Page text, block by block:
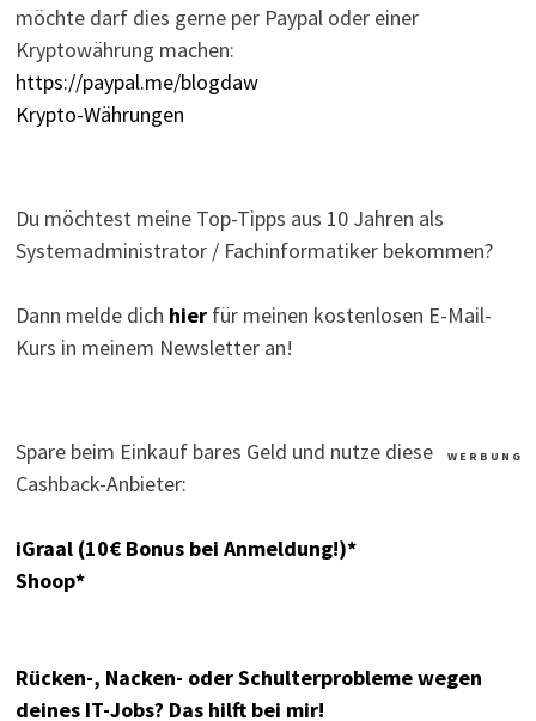
möchte darf dies gerne per Paypal oder einer
Kryptowährung machen:
https://paypal.me/blogdaw
Krypto-Währungen
Du möchtest meine Top-Tipps aus 10 Jahren als
Systemadministrator / Fachinformatiker bekommen?
Dann melde dich hierfür meinen kostenlosen E-Mail-
Kurs in meinem Newsletter an!
W E R B U N G
Spare beim Einkauf bares Geld und nutze diese
Cashback-Anbieter:
iGraal (10€ Bonus bei Anmeldung!)*
Shoop*
Rücken-, Nacken- oder Schulterprobleme wegen
deines IT-Jobs? Das hilft bei mir!